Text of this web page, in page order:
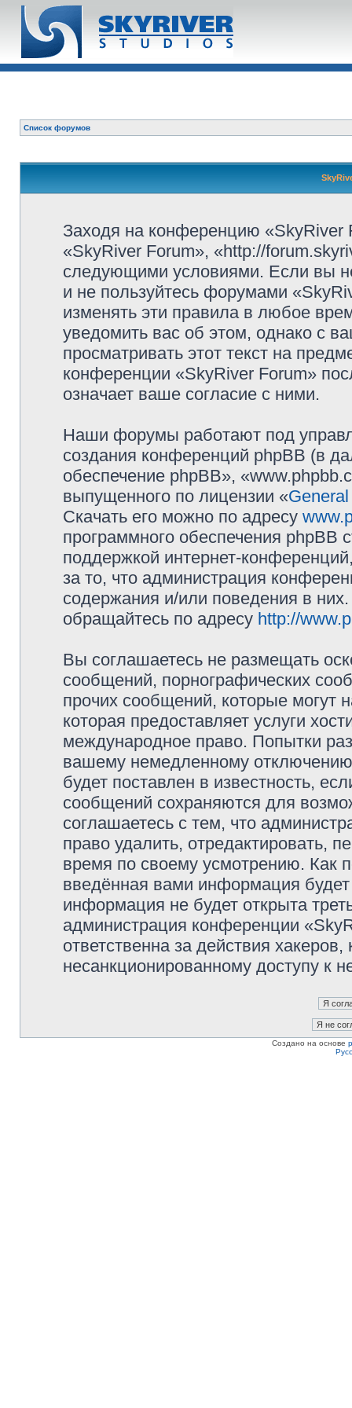
Список форумов
Заходя на конференцию
«SkyRiver Forum», «http://
следующими условиями. Если вы
и не пользуйтесь форумами
изменять эти правила в любое
уведомить вас об этом, однако с
просматривать этот текст на
конференции «SkyRiver Forum»
означает ваше согласие с ними.
Наши форумы работают под
создания конференций phpBB (в
обеспечение phpBB»,
выпущенного по лицензии «
Скачать его можно по адресу
программного обеспечения phpBB
поддержкой интернет-
за то, что администрация
содержания и/или поведения в
обращайтесь по адресу http://
Вы соглашаетесь не размещать
сообщений, порнографических
прочих сообщений, которые могут
которая предоставляет услуги
международное право. Попытки
вашему немедленному
будет поставлен в известность,
сообщений сохраняются для
соглашаетесь с тем, что
право удалить, отредактировать,
время по своему усмотрению. Как
введённая вами информация
информация не будет открыта
администрация конференции
ответственна за действия
несанкционированному доступу к
Создано на основе